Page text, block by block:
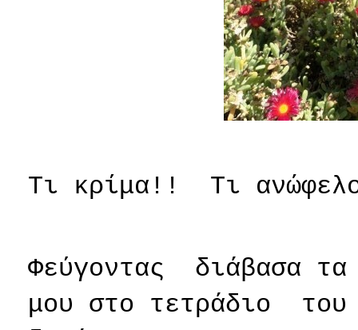
Τι κρίμα!! Τι
Φεύγοντας
διάβασα
μου στο τετράδιο
του